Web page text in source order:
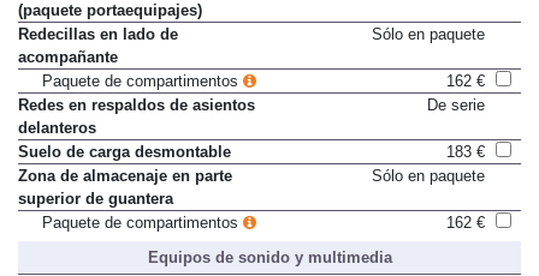
(paquete portaequipajes)
Redecillas en lado de
acompañante
Sólo en paquete
Paquete de compartimentos
162 €
Redes en respaldos de asientos
delanteros
De serie
Suelo de carga desmontable
183 €
Zona de almacenaje en parte
superior de guantera
Sólo en paquete
Paquete de compartimentos
162 €
Equipos de sonido y multimedia